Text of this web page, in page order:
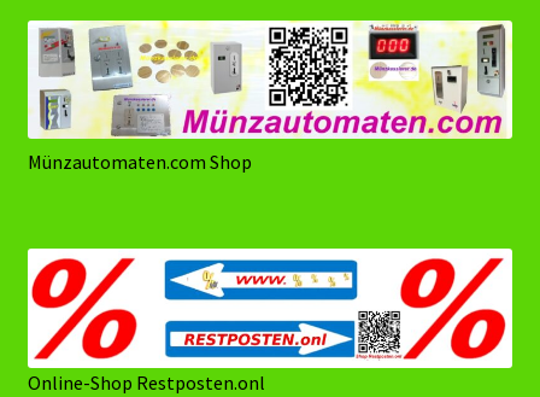
Münzautomaten.com Shop
Online-Shop Restposten.onl